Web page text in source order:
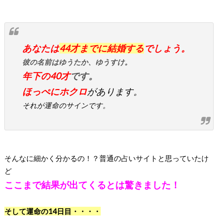
あなたは44才までに結婚するでしょう。
彼の名前はゆうたか、ゆうすけ。
年下の40才です。
ほっぺにホクロがあります。
それが運命のサインです。
そんなに細かく分かるの！？普通の占いサイトと思っていたけ
ど
ここまで結果が出てくるとは驚きました！
そして運命の14日目・・・・